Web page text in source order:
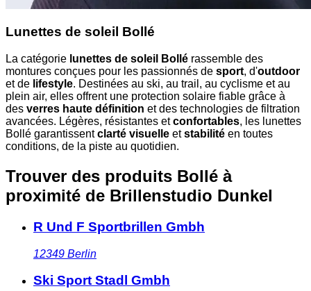
Lunettes de soleil Bollé
La catégorie lunettes de soleil Bollé rassemble des
montures conçues pour les passionnés de sport, d'outdoor
et de lifestyle. Destinées au ski, au trail, au cyclisme et au
plein air, elles offrent une protection solaire fiable grâce à
des verres haute définition et des technologies de filtration
avancées. Légères, résistantes etconfortables, les lunettes
Bollé garantissentclarté visuelle etstabilité en toutes
conditions, de la piste au quotidien.
Trouver des produits Bollé à
proximité de Brillenstudio Dunkel
R Und F Sportbrillen Gmbh
12349 Berlin
Ski Sport Stadl Gmbh